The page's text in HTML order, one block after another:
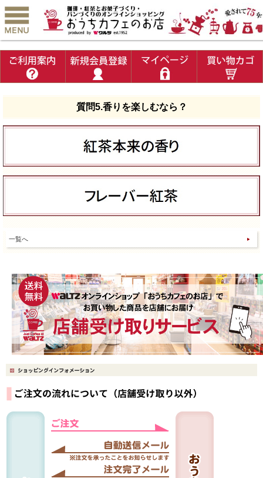
質問5.香りを楽しむなら？
一覧へ